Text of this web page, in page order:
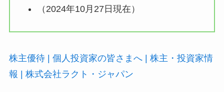
（2024年10月27日現在）
株主優待 | 個人投資家の皆さまへ | 株主・投資家情
報 | 株式会社ラクト・ジャパン